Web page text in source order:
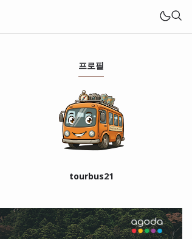
프로필
tourbus21